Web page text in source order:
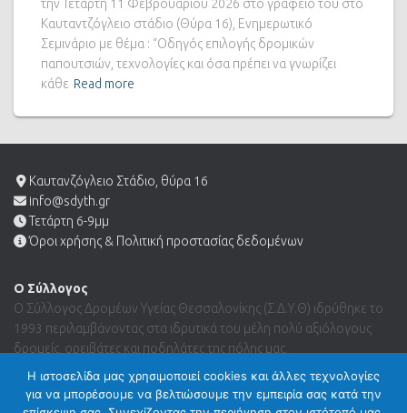
την Τετάρτη 11 Φεβρουαρίου 2026 στο γραφείο του στο
Καυταντζόγλειο στάδιο (Θύρα 16), Ενημερωτικό
Σεμινάριο με θέμα : “Οδηγός επιλογής δρομικών
παπουτσιών, τεχνολογίες και όσα πρέπει να γνωρίζει
κάθε Read more
Καυτανζόγλειο Στάδιο, θύρα 16
info@sdyth.gr
Τετάρτη 6-9μμ
Όροι χρήσης & Πολιτική προστασίας δεδομένων
Ο Σύλλογος
Ο Σύλλογος Δρομέων Υγείας Θεσσαλονίκης (Σ.Δ.Υ.Θ) ιδρύθηκε το
1993 περιλαμβάνοντας στα ιδρυτικά του μέλη πολύ αξιόλογους
δρομείς, ορειβάτες και ποδηλάτες της πόλης μας.
Search …
Η ιστοσελίδα μας χρησιμοποιεί cookies και άλλες τεχνολογίες
για να μπορέσουμε να βελτιώσουμε την εμπειρία σας κατά την